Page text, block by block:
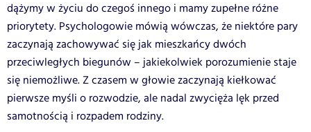
dążymy w życiu do czegoś innego i mamy zupełne różne
priorytety. Psychologowie mówią wówczas, że niektóre pary
zaczynają zachowywać się jak mieszkańcy dwóch
przeciwległych biegunów – jakiekolwiek porozumienie staje
się niemożliwe. Z czasem w głowie zaczynają kiełkować
pierwsze myśli o rozwodzie, ale nadal zwycięża lęk przed
samotnością i rozpadem rodziny.